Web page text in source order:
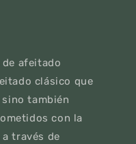
afeitado
clásico que
también
con la
través de